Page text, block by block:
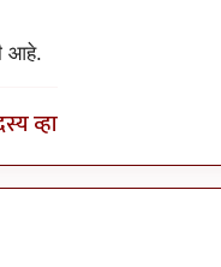
आहे.
व्हा